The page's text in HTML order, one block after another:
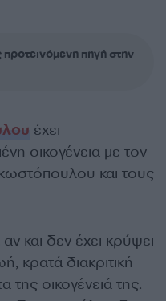
πηγή στην
έχει
οικογένεια με τον
και τους
και δεν έχει κρύψει
κρατά διακριτική
οικογένειά της.